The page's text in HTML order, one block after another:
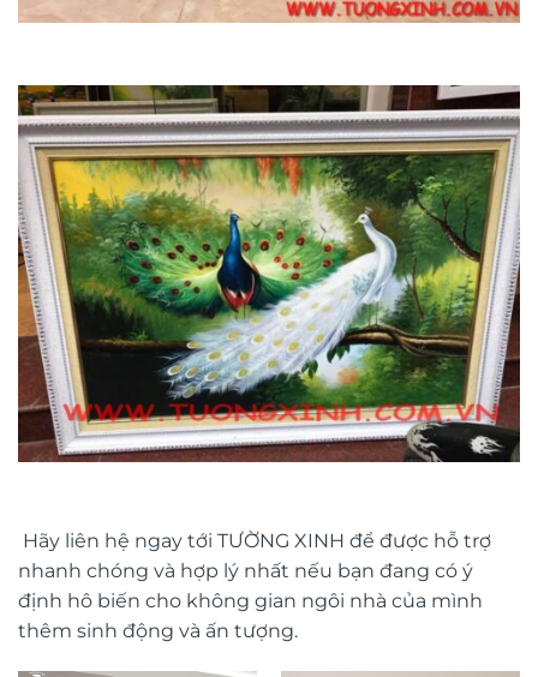
Hãy liên hệ ngay tới TƯỜNG XINH để được hỗ trợ
nhanh chóng và hợp lý nhất nếu bạn đang có ý
định hô biến cho không gian ngôi nhà của mình
thêm sinh động và ấn tượng.